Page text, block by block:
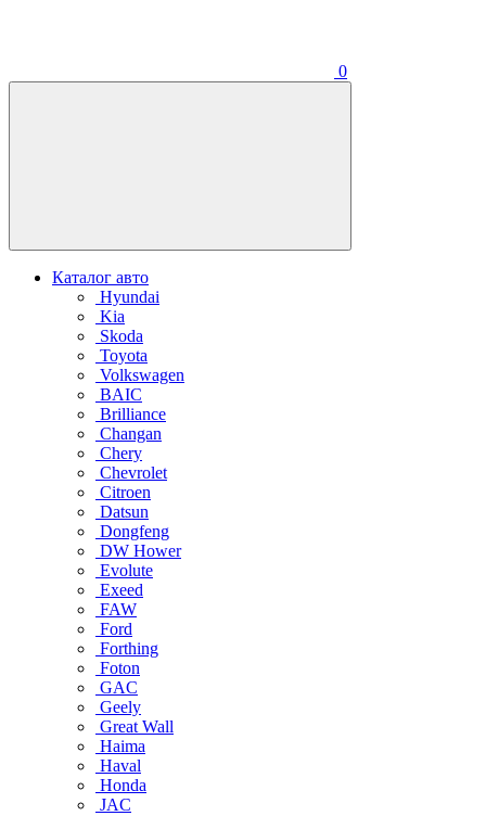
0
Каталог авто
Hyundai
Kia
Skoda
Toyota
Volkswagen
BAIC
Brilliance
Changan
Chery
Chevrolet
Citroen
Datsun
Dongfeng
DW Hower
Evolute
Exeed
FAW
Ford
Forthing
Foton
GAC
Geely
Great Wall
Haima
Haval
Honda
JAC